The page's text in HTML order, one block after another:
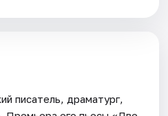
писатель, драматург,